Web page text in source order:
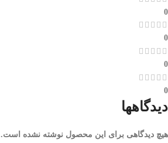
0
0
0
0
دیدگاهها
هیچ دیدگاهی برای این محصول نوشته نشده است.